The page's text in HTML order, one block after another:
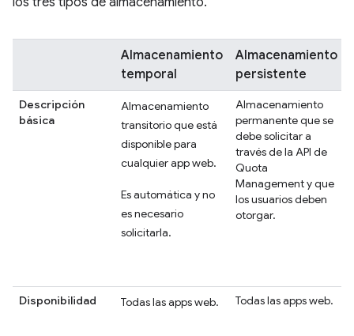
Almacenamiento
temporal
Almacenamiento
persistente
Descripción
básica
Almacenamiento
transitorio que está
disponible para
cualquier app web.
Es automática y no
es necesario
solicitarla.
Almacenamiento
permanente que se
debe solicitar a
través de la API de
Quota
Management y que
los usuarios deben
otorgar.
Disponibilidad Todas las apps web. Todas las apps web.